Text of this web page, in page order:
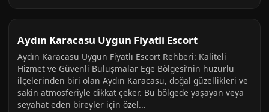
Aydın Karacasu Uygun Fiyatli Escort
Aydın Karacasu Uygun Fiyatlı Escort Rehberi: Kaliteli
Hizmet ve Güvenli Buluşmalar Ege Bölgesi’nin huzurlu
ilçelerinden biri olan Aydın Karacasu, doğal güzellikleri ve
sakin atmosferiyle dikkat çeker. Bu bölgede yaşayan veya
seyahat eden bireyler için özel...